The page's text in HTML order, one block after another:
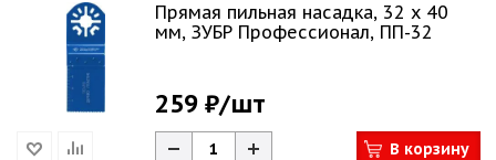
Прямая пильная насадка, 32 x 40
мм, ЗУБР Профессионал, ПП-32
259 ₽/шт
В корзину